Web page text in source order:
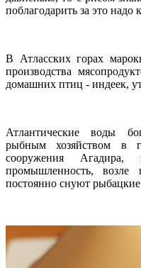
поблагодарить за это
В Атласских горах
производства
домашних птиц - индеек,
Атлантические воды
рыбным хозяйством в
сооружения Агадира,
промышленность, возле
постоянно снуют